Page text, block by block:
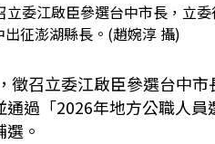
委江啟臣參選台中市長，立
征澎湖縣長。(趙婉淳 攝)
徵召立委江啟臣參選台中
通過「2026年地方公職人員
。